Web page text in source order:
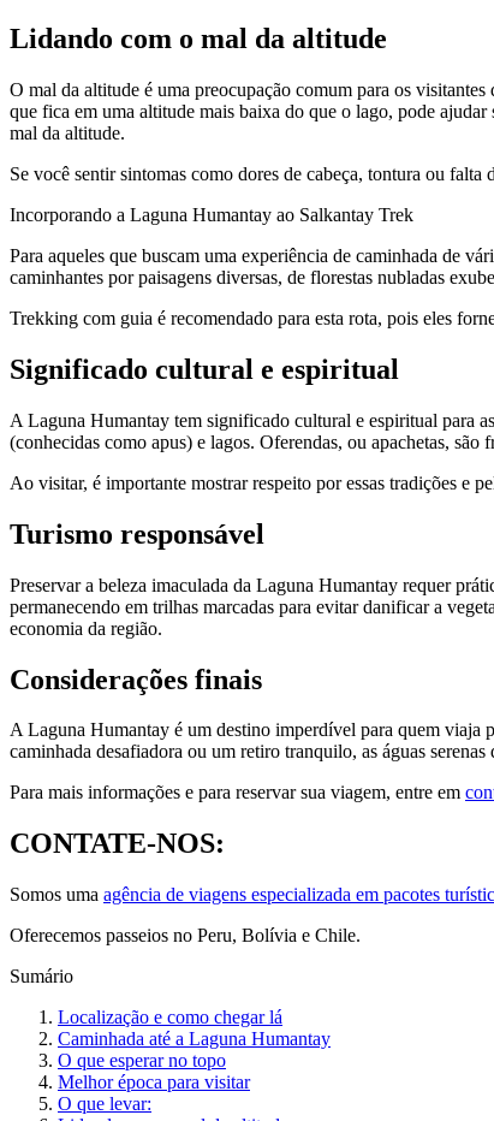
Lidando com o mal da altitude
O mal da altitude é uma preocupação comum para os
que fica em uma altitude mais baixa do que o lago, pode
mal da altitude.
Se você sentir sintomas como dores de cabeça, tontura ou falta
Incorporando a Laguna Humantay ao Salkantay Trek
Para aqueles que buscam uma experiência de caminhada de
caminhantes por paisagens diversas, de florestas nubladas
Trekking com guia é recomendado para esta rota, pois eles
Significado cultural e espiritual
A Laguna Humantay tem significado cultural e espiritual para
(conhecidas como apus) e lagos. Oferendas, ou apachetas,
Ao visitar, é importante mostrar respeito por essas tradições e
Turismo responsável
Preservar a beleza imaculada da Laguna Humantay requer
permanecendo em trilhas marcadas para evitar danificar a
economia da região.
Considerações finais
A Laguna Humantay é um destino imperdível para quem viaja
caminhada desafiadora ou um retiro tranquilo, as águas
Para mais informações e para reservar sua viagem, entre em
CONTATE-NOS:
Somos uma agência de viagens especializada em pacotes
Oferecemos passeios no Peru, Bolívia e Chile.
Sumário
Localização e como chegar lá
Caminhada até a Laguna Humantay
O que esperar no topo
Melhor época para visitar
O que levar: